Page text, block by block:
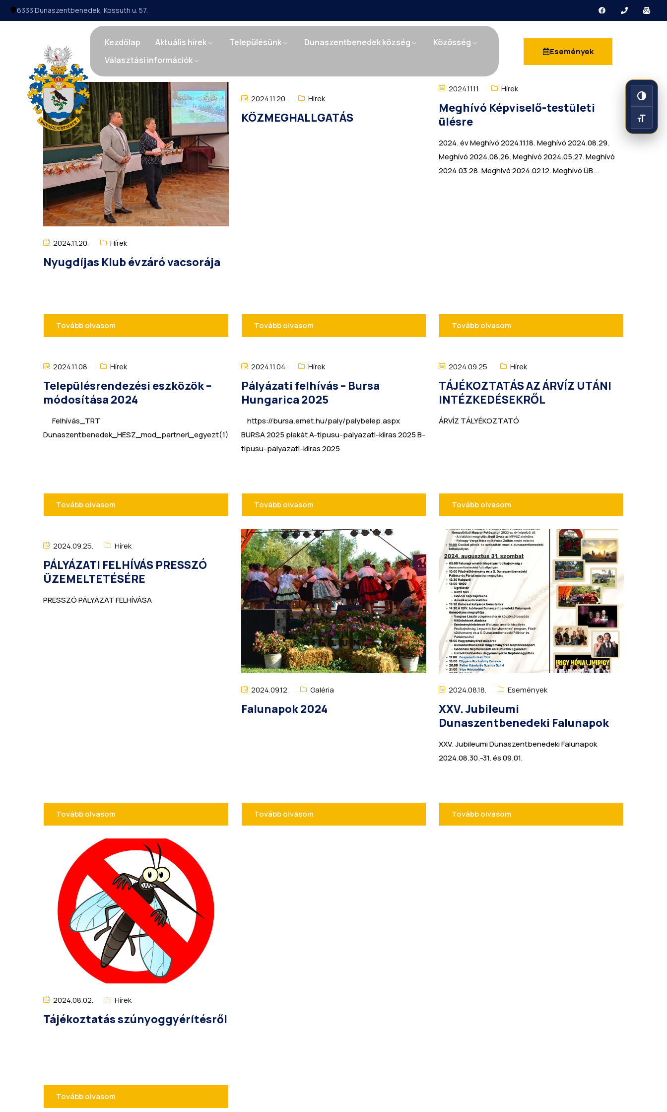
Nagy
6333 Dunaszentbenedek, Kossuth u. 57.
Kezdőlap Aktuális hírek Településünk Dunaszentbenedek község
Közösség
Választási információk
Események
2024.11.20. Hírek
Nyugdíjas Klub évzáró vacsorája
Tovább olvasom
2024.11.20. Hírek
KÖZMEGHALLGATÁS
Tovább olvasom
2024.11.11. Hírek
Meghívó Képviselő-testületi
ülésre
2024. év Meghívó 2024.11.18. Meghívó 2024.08.29.
Meghívó 2024.08.26. Meghívó 2024.05.27. Meghívó
2024.03.28. Meghívó 2024.02.12. Meghívó ÜB...
Tovább olvasom
2024.11.08. Hírek
Településrendezési eszközök –
módosítása 2024
Felhívás_TRT
Dunaszentbenedek_HESZ_mod_partneri_egyezt(1)
Tovább olvasom
2024.11.04. Hírek
Pályázati felhívás – Bursa
Hungarica 2025
https://bursa.emet.hu/paly/palybelep.aspx
BURSA 2025 plakát A-tipusu-palyazati-kiiras 2025 B-
tipusu-palyazati-kiiras 2025
Tovább olvasom
2024.09.25. Hírek
TÁJÉKOZTATÁS AZ ÁRVÍZ UTÁNI
INTÉZKEDÉSEKRŐL
ÁRVÍZ TÁLYÉKOZTATÓ
Tovább olvasom
2024.09.25. Hírek
PÁLYÁZATI FELHÍVÁS PRESSZÓ
ÜZEMELTETÉSÉRE
PRESSZÓ PÁLYÁZAT FELHÍVÁSA
Tovább olvasom
2024.09.12. Galéria
Falunapok 2024
Tovább olvasom
2024.08.18. Események
XXV. Jubileumi
Dunaszentbenedeki Falunapok
XXV. Jubileumi Dunaszentbenedeki Falunapok
2024.08.30.-31. és 09.01.
Tovább olvasom
2024.08.02. Hírek
Tájékoztatás szúnyoggyérítésről
Tovább olvasom